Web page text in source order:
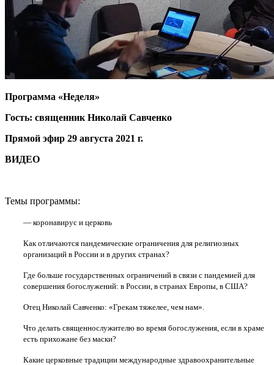
Программа «Неделя»
Гость: священник Николай Савченко
Прямой эфир 29 августа 2021 г.
ВИДЕО
Темы программы:
— коронавирус и церковь
Как отличаются пандемические ограничения для религиозных
организаций в России и в других странах?
Где больше государственных ограничений в связи с пандемией для
совершения богослужений: в России, в странах Европы, в США?
Отец Николай Савченко: «Грекам тяжелее, чем нам».
Что делать священнослужителю во время богослужения, если в храме
есть прихожане без маски?
Какие церковные традиции международные здравоохранительные